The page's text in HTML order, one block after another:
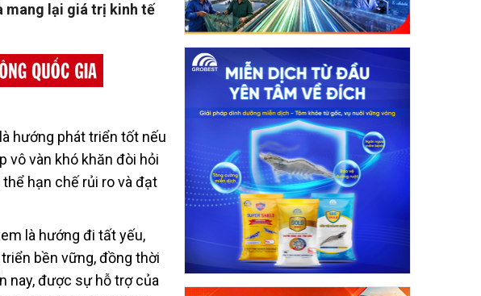
mang lại giá trị kinh tế
hướng phát triển tốt nếu
vô vàn khó khăn đòi hỏi
hạn chế rủi ro và đạt
là hướng đi tất yếu,
bền vững, đồng thời
nay, được sự hỗ trợ của